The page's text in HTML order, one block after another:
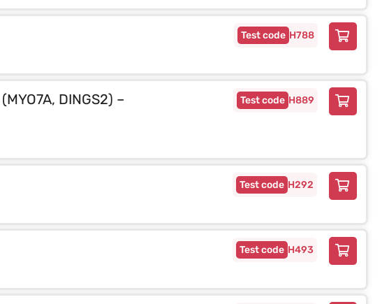
H788
H889
DINGS2) –
H292
H493